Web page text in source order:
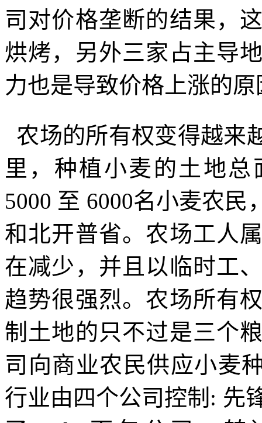
司对价格垄断的结果，
烘烤，另外三家占主导
力也是导致价格上涨的原
农场的所有权变得越来
里，种植小麦的土地总
5000 至 6000名小麦农民
和北开普省。农场工人
在减少，并且以临时工
趋势很强烈。农场所有
制土地的只不过是三个
司向商业农民供应小麦
行业由四个公司控制 : 先